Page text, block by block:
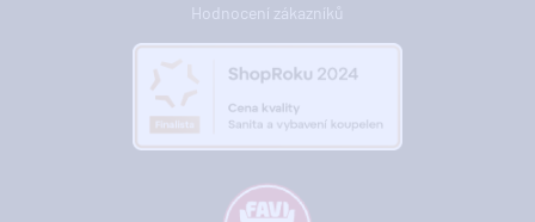
Hodnocení zákazníků